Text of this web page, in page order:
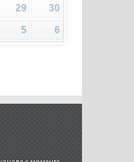
29
30
5 6